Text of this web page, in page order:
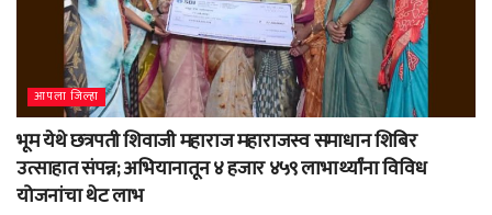
आपला जिल्हा
भूम येथे छत्रपती शिवाजी महाराज महाराजस्व समाधान शिबिर
उत्साहात संपन्न; अभियानातून ४ हजार ४५९ लाभार्थ्यांना विविध
योजनांचा थेट लाभ